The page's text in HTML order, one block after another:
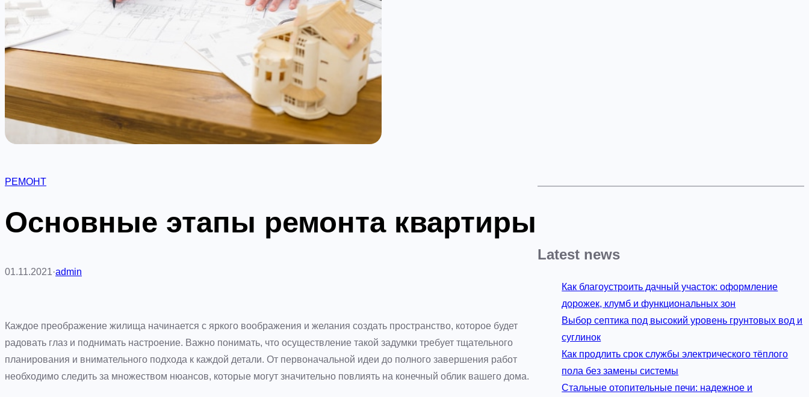
РЕМОНТ
Основные этапы ремонта квартиры
01.11.2021·admin
Каждое преображение жилища начинается с яркого воображения и желания создать пространство, которое будет
радовать глаз и поднимать настроение. Важно понимать, что осуществление такой задумки требует тщательного
планирования и внимательного подхода к каждой детали. От первоначальной идеи до полного завершения работ
необходимо следить за множеством нюансов, которые могут значительно повлиять на конечный облик вашего дома.
Latest news
Как благоустроить дачный участок: оформление
дорожек, клумб и функциональных зон
Выбор септика под высокий уровень грунтовых вод и
суглинок
Как продлить срок службы электрического тёплого
пола без замены системы
Стальные отопительные печи: надежное и